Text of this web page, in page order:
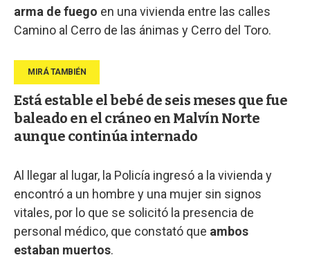
arma de fuego en una vivienda entre las calles
Camino al Cerro de las ánimas y Cerro del Toro.
Está estable el bebé de seis meses que fue
baleado en el cráneo en Malvín Norte
aunque continúa internado
Al llegar al lugar, la Policía ingresó a la vivienda y
encontró a un hombre y una mujer sin signos
vitales, por lo que se solicitó la presencia de
personal médico, que constató que ambos
estaban muertos.